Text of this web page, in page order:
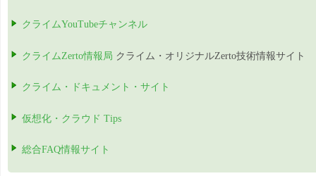
クライムYouTubeチャンネル
クライムZerto情報局 クライム・オリジナルZerto技術情報サイト
クライム・ドキュメント・サイト
仮想化・クラウド Tips
総合FAQ情報サイト